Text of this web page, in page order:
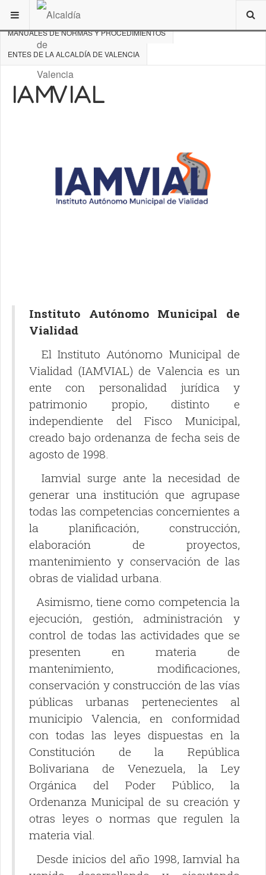
ESTÁ AQUÍ: DE INTERÉS
MANUALES DE NORMAS Y PROCEDIMIENTOS
ENTES DE LA ALCALDÍA DE VALENCIA
IAMVIAL
Instituto Autónomo Municipal de
Vialidad
El Instituto Autónomo Municipal de
Vialidad (IAMVIAL) de Valencia es un
ente con personalidad jurídica y
patrimonio propio, distinto e
independiente del Fisco Municipal,
creado bajo ordenanza de fecha seis de
agosto de 1998.
Iamvial surge ante la necesidad de
generar una institución que agrupase
todas las competencias concernientes a
la planificación, construcción,
elaboración de proyectos,
mantenimiento y conservación de las
obras de vialidad urbana.
Asimismo, tiene como competencia la
ejecución, gestión, administración y
control de todas las actividades que se
presenten en materia de
mantenimiento, modificaciones,
conservación y construcción de las vías
públicas urbanas pertenecientes al
municipio Valencia, en conformidad
con todas las leyes dispuestas en la
Constitución de la República
Bolivariana de Venezuela, la Ley
Orgánica del Poder Público, la
Ordenanza Municipal de su creación y
otras leyes o normas que regulen la
materia vial.
Desde inicios del año 1998, Iamvial ha